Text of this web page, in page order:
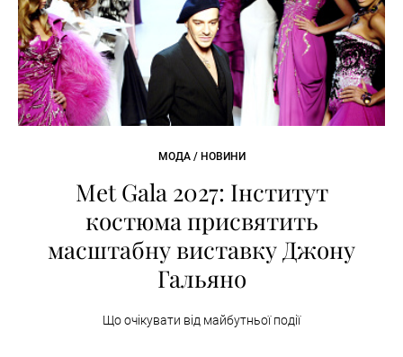
МОДА / НОВИНИ
Met Gala 2027: Інститут
костюма присвятить
масштабну виставку Джону
Гальяно
Що очікувати від майбутньої події